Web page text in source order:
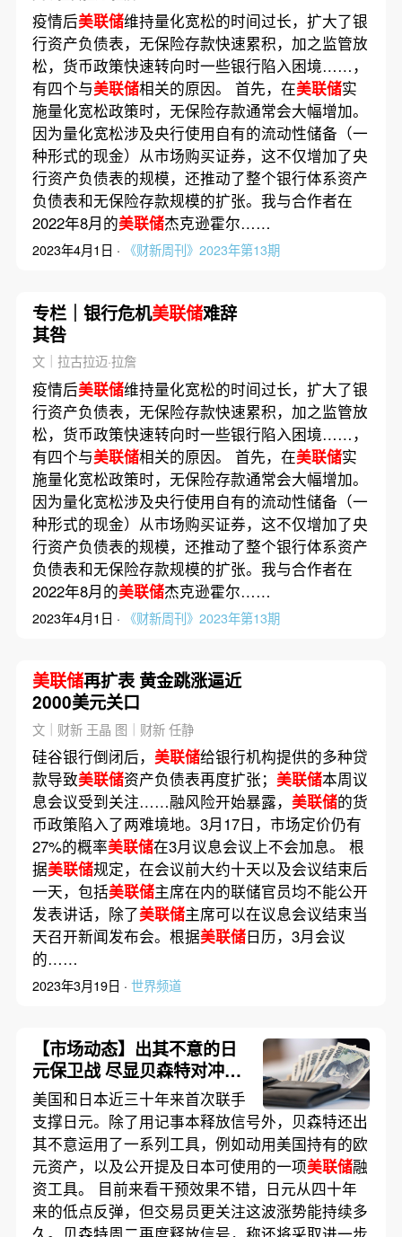
疫情后美联储维持量化宽松的时间过长，扩大了银
行资产负债表，无保险存款快速累积，加之监管放
松，货币政策快速转向时一些银行陷入困境……，
有四个与美联储相关的原因。 首先，在美联储实
施量化宽松政策时，无保险存款通常会大幅增加。
因为量化宽松涉及央行使用自有的流动性储备（一
种形式的现金）从市场购买证券，这不仅增加了央
行资产负债表的规模，还推动了整个银行体系资产
负债表和无保险存款规模的扩张。我与合作者在
2022年8月的美联储杰克逊霍尔……
2023年4月1日 · 《财新周刊》2023年第13期
专栏｜银行危机美联储难辞
其咎
文｜拉古拉迈·拉詹
疫情后美联储维持量化宽松的时间过长，扩大了银
行资产负债表，无保险存款快速累积，加之监管放
松，货币政策快速转向时一些银行陷入困境……，
有四个与美联储相关的原因。 首先，在美联储实
施量化宽松政策时，无保险存款通常会大幅增加。
因为量化宽松涉及央行使用自有的流动性储备（一
种形式的现金）从市场购买证券，这不仅增加了央
行资产负债表的规模，还推动了整个银行体系资产
负债表和无保险存款规模的扩张。我与合作者在
2022年8月的美联储杰克逊霍尔……
2023年4月1日 · 《财新周刊》2023年第13期
美联储再扩表 黄金跳涨逼近
2000美元关口
文｜财新 王晶 图｜财新 任静
硅谷银行倒闭后， 美联储给银行机构提供的多种贷
款导致美联储资产负债表再度扩张； 美联储本周议
息会议受到关注……融风险开始暴露， 美联储的货
币政策陷入了两难境地。3月17日，市场定价仍有
27%的概率美联储在3月议息会议上不会加息。 根
据美联储规定，在会议前大约十天以及会议结束后
一天，包括美联储主席在内的联储官员均不能公开
发表讲话，除了美联储主席可以在议息会议结束当
天召开新闻发布会。根据美联储日历，3月会议
的……
2023年3月19日 · 世界频道
【市场动态】出其不意的日
元保卫战 尽显贝森特对冲基
金老将作风
美国和日本近三十年来首次联手
支撑日元。除了用记事本释放信号外，贝森特还出
其不意运用了一系列工具，例如动用美国持有的欧
元资产，以及公开提及日本可使用的一项美联储融
资工具。 目前来看干预效果不错，日元从四十年
来的低点反弹，但交易员更关注这波涨势能持续多